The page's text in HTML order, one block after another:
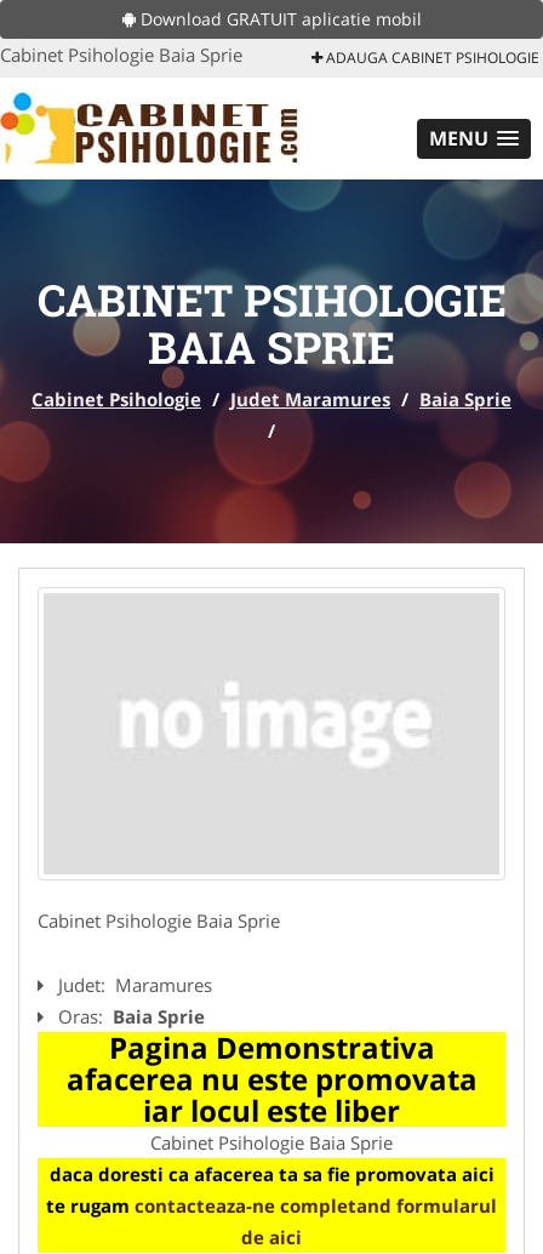
Download GRATUIT aplicatie mobil
Cabinet Psihologie Baia Sprie ADAUGA CABINET PSIHOLOGIE
MENU
CABINET PSIHOLOGIE
BAIA SPRIE
Cabinet Psihologie / Judet Maramures / Baia Sprie
/
Cabinet Psihologie Baia Sprie
Judet: Maramures
Oras: Baia Sprie
Pagina Demonstrativa
afacerea nu este promovata
iar locul este liber
Cabinet Psihologie Baia Sprie
daca doresti ca afacerea ta sa fie promovata aici
te rugam contacteaza-ne completand formularul
de aici